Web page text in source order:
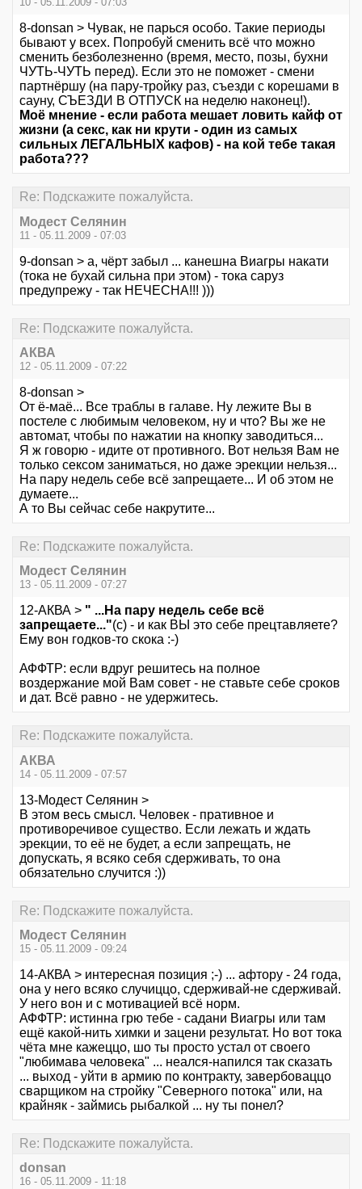
8-donsan > Чувак, не парься особо. Такие периоды
бывают у всех. Попробуй сменить всё что можно
сменить безболезненно (время, место, позы, бухни
ЧУТЬ-ЧУТЬ перед). Если это не поможет - смени
партнёршу (на пару-тройку раз, съезди с корешами в
сауну, СЪЕЗДИ В ОТПУСК на неделю наконец!).
Моё мнение - если работа мешает ловить кайф от
жизни (а секс, как ни крути - один из самых
сильных ЛЕГАЛЬНЫХ кафов) - на кой тебе такая
работа???
Re: Подскажите пожалуйста.
Модест Селянин
11 - 05.11.2009 - 07:03
9-donsan > а, чёрт забыл ... канешна Виагры накати
(тока не бухай сильна при этом) - тока саруз
предупрежу - так НЕЧЕСНА!!! )))
Re: Подскажите пожалуйста.
АКВА
12 - 05.11.2009 - 07:22
8-donsan >
От ё-маё... Все траблы в галаве. Ну лежите Вы в
постеле с любимым человеком, ну и что? Вы же не
автомат, чтобы по нажатии на кнопку заводиться...
Я ж говорю - идите от противного. Вот нельзя Вам не
только сексом заниматься, но даже эрекции нельзя...
На пару недель себе всё запрещаете... И об этом не
думаете...
А то Вы сейчас себе накрутите...
Re: Подскажите пожалуйста.
Модест Селянин
13 - 05.11.2009 - 07:27
12-АКВА > " ...На пару недель себе всё
запрещаете..."(с) - и как ВЫ это себе прецтавляете?
Ему вон годков-то скока :-)
АФФТР: если вдруг решитесь на полное
воздержание мой Вам совет - не ставьте себе сроков
и дат. Всё равно - не удержитесь.
Re: Подскажите пожалуйста.
АКВА
14 - 05.11.2009 - 07:57
13-Модест Селянин >
В этом весь смысл. Человек - пративное и
противоречивое существо. Если лежать и ждать
эрекции, то её не будет, а если запрещать, не
допускать, я всяко себя сдерживать, то она
обязательно случится :))
Re: Подскажите пожалуйста.
Модест Селянин
15 - 05.11.2009 - 09:24
14-АКВА > интересная позиция ;-) ... афтору - 24 года,
она у него всяко случиццо, сдерживай-не сдерживай.
У него вон и с мотивацией всё норм.
АФФТР: истинна грю тебе - садани Виагры или там
ещё какой-нить химки и зацени результат. Но вот тока
чёта мне кажеццо, шо ты просто устал от своего
"любимава человека" ... неался-напился так сказать
... выход - уйти в армию по контракту, завербоваццо
сварщиком на стройку "Северного потока" или, на
крайняк - займись рыбалкой ... ну ты понел?
Re: Подскажите пожалуйста.
donsan
16 - 05.11.2009 - 11:18